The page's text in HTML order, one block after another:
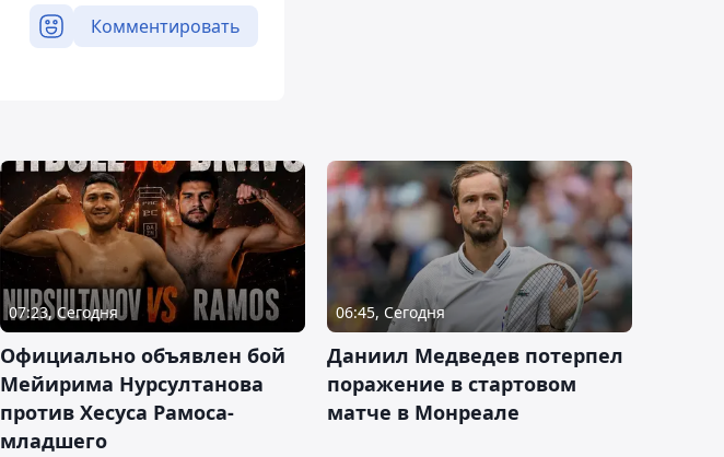
Комментировать
07:23, Сегодня
Официально объявлен бой
Мейирима Нурсултанова
против Хесуса Рамоса-
младшего
06:45, Сегодня
Даниил Медведев потерпел
поражение в стартовом
матче в Монреале